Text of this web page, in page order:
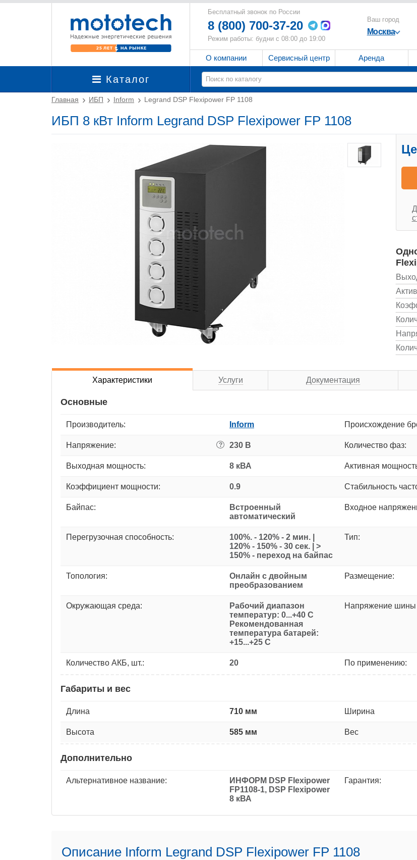
Бесплатный звонок по России
8 (800) 700-37-20
Режим работы: будни с 08:00 до 19:00
Ваш город
Москва
О компании Сервисный центр Аренда
Каталог
Главная ИБП Inform Legrand DSP Flexipower FP 1108
ИБП 8 кВт Inform Legrand DSP Flexipower FP 1108
Характеристики Услуги Документация
Основные
Производитель: Inform Происхождение
Напряжение: ? 230 В Количество фаз:
Выходная мощность: 8 кВА Активная
Коэффициент мощности: 0.9 Стабильность
Байпас:
Встроенный
автоматический
Входное
Перегрузочная способность:
100%. - 120% - 2 мин. |
120% - 150% - 30 сек. | >
150% - переход на байпас
Тип:
Топология:
Онлайн с двойным
преобразованием
Размещение:
Окружающая среда:
Рабочий диапазон
температур: 0...+40 С
Рекомендованная
температура батарей:
+15...+25 С
Напряжение шины
Количество АКБ, шт.: 20 По применению:
Габариты и вес
Длина 710 мм Ширина
Высота 585 мм Вес
Дополнительно
Альтернативное название:
ИНФОРМ DSP Flexipower
FP1108-1, DSP Flexipower
8 кВА
Гарантия:
Описание Inform Legrand DSP Flexipower FP 1108